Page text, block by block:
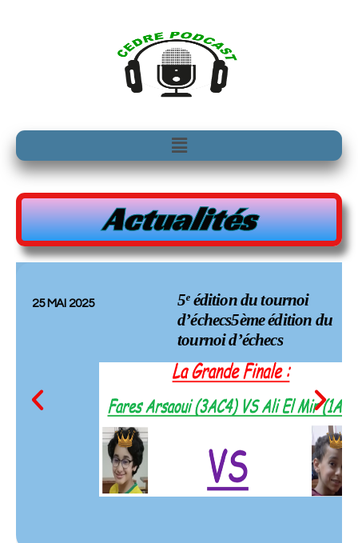
Menu
Actualités
25 MAI 2025
5ᵉ édition du tournoi
d’échecs5ème édition du
tournoi d’échecs